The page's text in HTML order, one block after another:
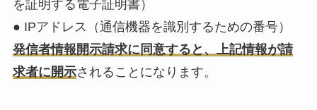
を証明する電子証明書）
● IPアドレス（通信機器を識別するための番号）
発信者情報開示請求に同意すると、上記情報が請
求者に開示されることになります。